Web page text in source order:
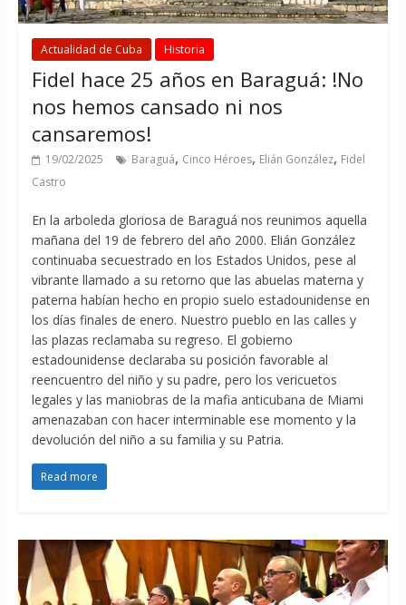
Actualidad de Cuba Historia
Fidel hace 25 años en Baraguá: !No
nos hemos cansado ni nos
cansaremos!
19/02/2025 Baraguá, Cinco Héroes, Elián González, Fidel
Castro
En la arboleda gloriosa de Baraguá nos reunimos aquella
mañana del 19 de febrero del año 2000. Elián González
continuaba secuestrado en los Estados Unidos, pese al
vibrante llamado a su retorno que las abuelas materna y
paterna habían hecho en propio suelo estadounidense en
los días finales de enero. Nuestro pueblo en las calles y
las plazas reclamaba su regreso. El gobierno
estadounidense declaraba su posición favorable al
reencuentro del niño y su padre, pero los vericuetos
legales y las maniobras de la mafia anticubana de Miami
amenazaban con hacer interminable ese momento y la
devolución del niño a su familia y su Patria.
Read more